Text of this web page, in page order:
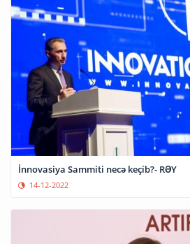
İnnovasiya Sammiti necə keçib?- RƏY
14-12-2022